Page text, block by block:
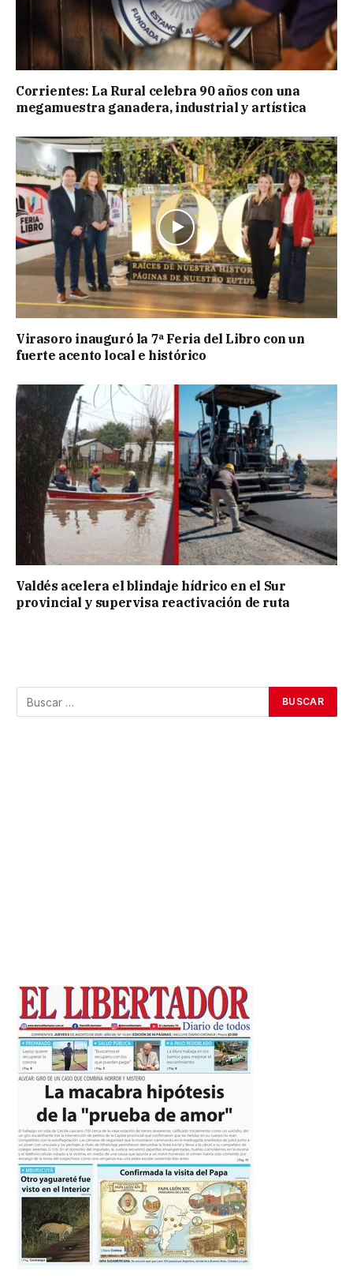
Corrientes: La Rural celebra 90 años con una
megamuestra ganadera, industrial y artística
Virasoro inauguró la 7ª Feria del Libro con un
fuerte acento local e histórico
Valdés acelera el blindaje hídrico en el Sur
provincial y supervisa reactivación de ruta